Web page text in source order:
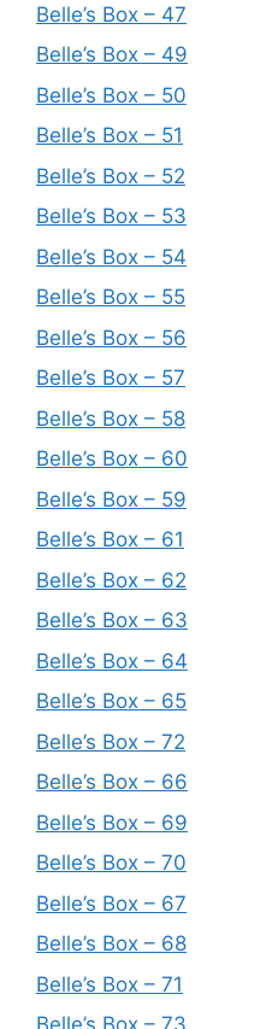
Belle’s Box – 47
Belle’s Box – 49
Belle’s Box – 50
Belle’s Box – 51
Belle’s Box – 52
Belle’s Box – 53
Belle’s Box – 54
Belle’s Box – 55
Belle’s Box – 56
Belle’s Box – 57
Belle’s Box – 58
Belle’s Box – 60
Belle’s Box – 59
Belle’s Box – 61
Belle’s Box – 62
Belle’s Box – 63
Belle’s Box – 64
Belle’s Box – 65
Belle’s Box – 72
Belle’s Box – 66
Belle’s Box – 69
Belle’s Box – 70
Belle’s Box – 67
Belle’s Box – 68
Belle’s Box – 71